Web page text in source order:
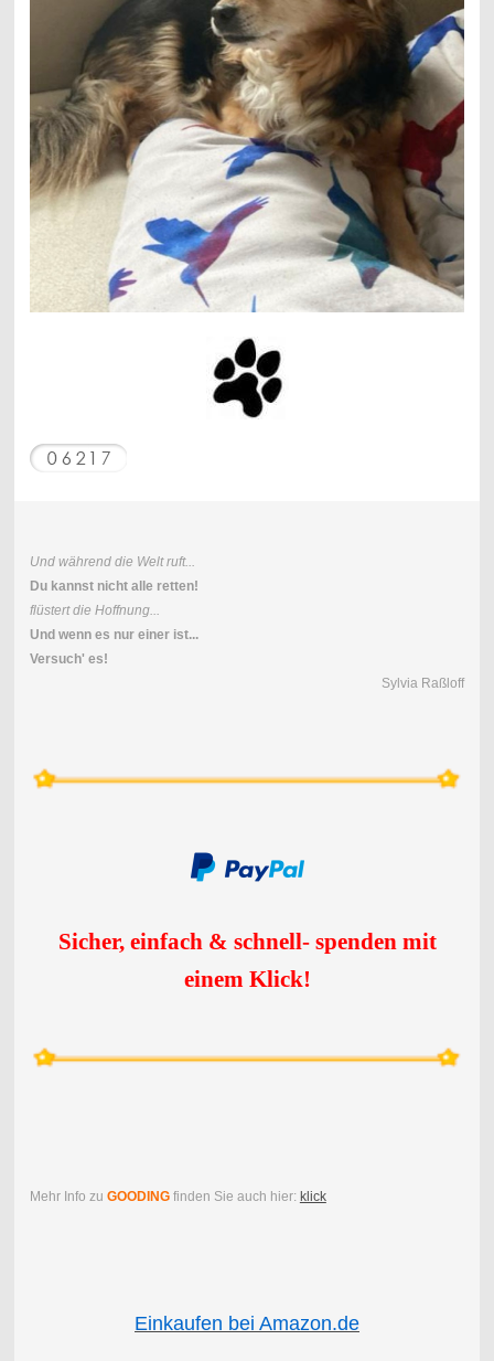
Und während die Welt ruft...
Du kannst nicht alle retten!
flüstert die Hoffnung...
Und wenn es nur einer ist...
Versuch' es!
Sylvia Raßloff
Sicher, einfach & schnell- spenden mit
einem Klick!
Mehr Info zu GOODINGfinden Sie auch hier: klick
Einkaufen bei Amazon.de